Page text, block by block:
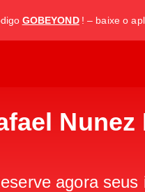
GOBEYOND ! – baixe o
agora seus